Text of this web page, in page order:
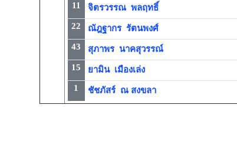
11 จิตรวรรณ พลฤทธิ์
22 ณัฎฐากร รัตนพงศ์
43 สุภาพร นาคสุวรรณ์
15 ยามิน เมืองเล่ง
1 ชัชภัสร์ ณ สงขลา